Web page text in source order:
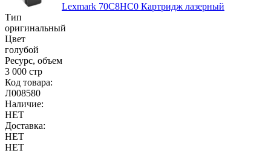
Lexmark 70C8HC0 Картридж лазерный
Тип
оригинальный
Цвет
голубой
Ресурс, объем
3 000 стр
Код товара:
Л008580
Наличие:
НЕТ
Доставка:
НЕТ
НЕТ